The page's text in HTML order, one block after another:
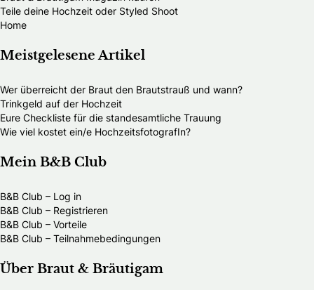
Teile deine Hochzeit oder Styled Shoot
Home
Meistgelesene Artikel
Wer überreicht der Braut den Brautstrauß und wann?
Trinkgeld auf der Hochzeit
Eure Checkliste für die standesamtliche Trauung
Wie viel kostet ein/e HochzeitsfotografIn?
Mein B&B Club
B&B Club – Log in
B&B Club – Registrieren
B&B Club – Vorteile
B&B Club – Teilnahmebedingungen
Über Braut & Bräutigam